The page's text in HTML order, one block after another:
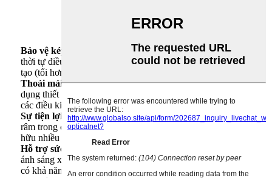
Bảo vệ kép
– Chặn ánh sáng xanh có hại từ màn hình đồng
thời tự điều chỉnh theo ánh sáng tia cực tím/ánh sáng nhân
tạo (tối hơn khi ở ngoài trời, trong hơn khi ở trong nhà).
Thoải mái suốt cả ngày– Giảm mỏi mắt và chói mắt khi sử
dụng thiết bị điện tử, tăng cường sự thoải mái thị giác trong
các điều kiện ánh sáng khác nhau.
Sự tiện lợi – Kết hợp chức năng lọc ánh sáng xanh và kính
râm trong cùng một tròng kính, giúp bạn không cần phải sở
hữu nhiều cặp kính khác nhau.
Hỗ trợ sức khỏe mắt
ánh sáng xanh và nguy cơ gây rối loạn giấc ngủ, đồng thời
có khả năng chống tia cực tím.